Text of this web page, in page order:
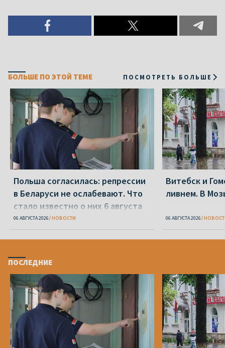
БОЛЬШЕ ПО ЭТОЙ ТЕМЕ ПОСМОТРЕТЬ БОЛЬШЕ
Польша согласилась: репрессии
в Беларуси не ослабевают. Что
стало известно о них 6 августа
06 АВГУСТА 2026 НОВОСТИ
Витебск и
ливнем. В
06 АВГУСТА 2026
ПОСЛЕДНИЕ